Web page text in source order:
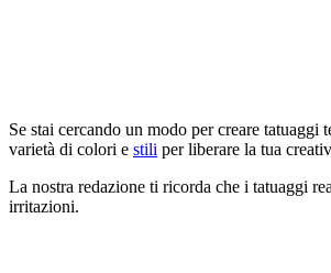
Se stai cercando un modo per creare tatuaggi
varietà di colori e stili per liberare la tua
La nostra redazione ti ricorda che i tatuaggi
irritazioni.